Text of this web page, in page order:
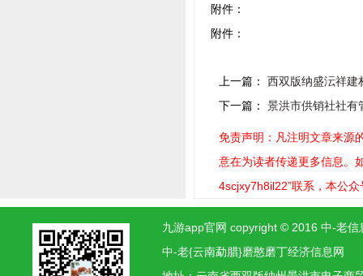
附件：
附件：
上一篇： 西双版纳盛沄祥建
下一篇： 景洪市供销社社有
免责声明：凡注明文章来源
意在为读者传递更多信息。
4scjxy7h8il22”联系，本公
九游app官网 copyright © 2016 中-老
中-老{云南勐腊}磨憨磨丁经济信息网